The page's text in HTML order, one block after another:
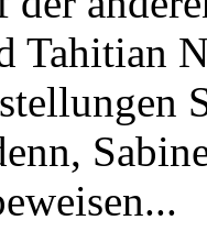
Tahitian